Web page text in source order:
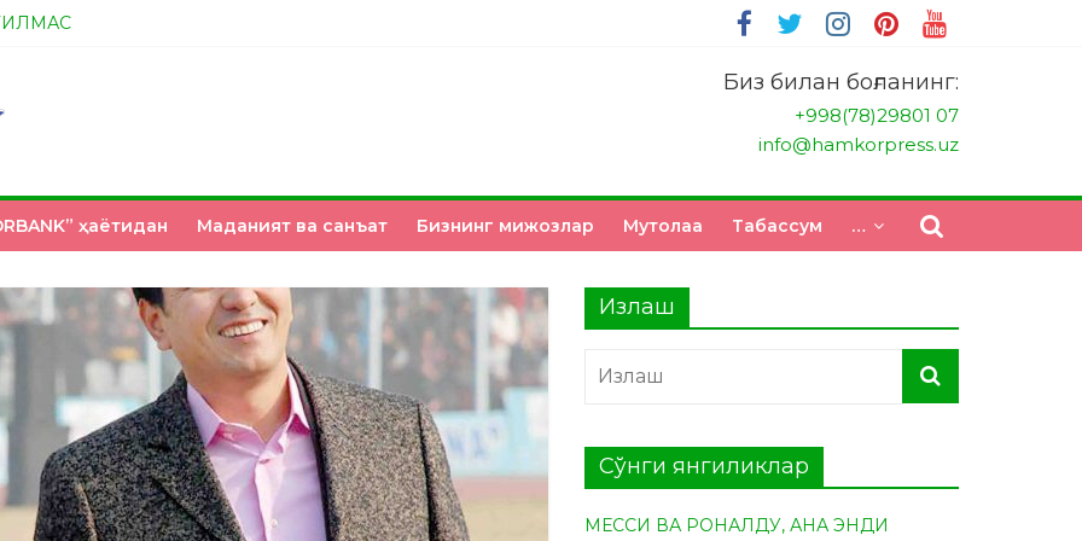
Биз билан боғланинг:
+998(78)29801 07
info@hamkorpress.uz
ҳаётидан Маданият ва санъат Бизнинг мижозлар Мутолаа Табасcум …
Излаш
Сўнги янгиликлар
МЕССИ ВА РОНАЛДУ, АНА ЭНДИ